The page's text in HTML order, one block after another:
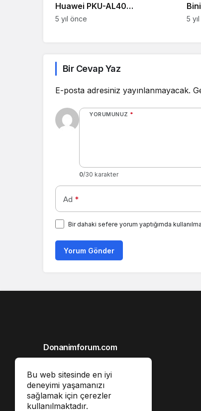
Huawei PKU-AL40
Görüntülendi
5 yıl önce 5
Bir Cevap Yaz
E-posta adresiniz yayınlanmayacak.
YORUMUNUZ *
0/30 karakter
Ad *
Bir dahaki sefere yorum yaptığımda
Yorum Gönder
Bu web sitesinde en iyi
deneyimi yaşamanızı
sağlamak için çerezler
kullanılmaktadır.
Donanimforum.com
Gizlilik İlkeleri
Reklam